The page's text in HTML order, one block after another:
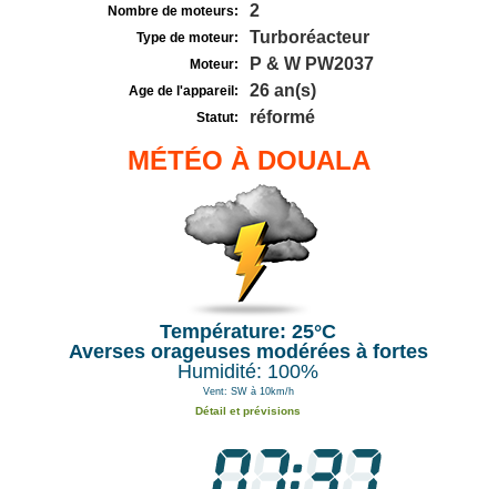
Nombre de moteurs: 2
Type de moteur: Turboréacteur
Moteur: P & W PW2037
Age de l'appareil: 26 an(s)
Statut: réformé
MÉTÉO À DOUALA
Température: 25°C
Averses orageuses modérées à fortes
Humidité: 100%
Vent: SW à 10km/h
Détail et prévisions